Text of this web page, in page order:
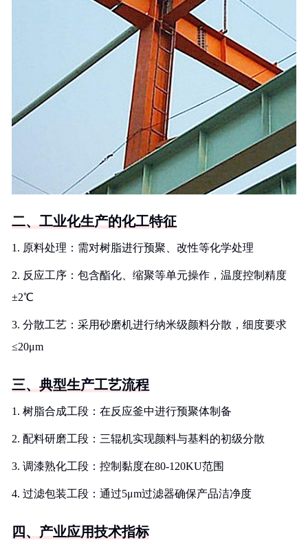
二、工业化生产的化工特征
1. 原料处理：需对树脂进行预聚、改性等化学处理
2. 反应工序：包含酯化、缩聚等单元操作，温度控制精度
±2℃
3. 分散工艺：采用砂磨机进行纳米级颜料分散，细度要求
≤20μm
三、典型生产工艺流程
1. 树脂合成工段：在反应釜中进行预聚体制备
2. 配料研磨工段：三辊机实现颜料与基料的初级分散
3. 调漆熟化工段：控制黏度在80-120KU范围
4. 过滤包装工段：通过5μm过滤器确保产品洁净度
四、产业应用技术指标